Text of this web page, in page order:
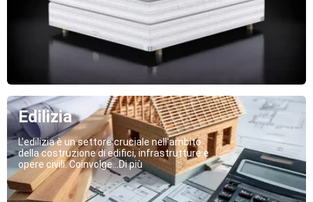
Edilizia
L'edilizia è un settore cruciale nell'ambito
della costruzione di edifici, infrastrutture e
opere civili. Coinvolge...Di più